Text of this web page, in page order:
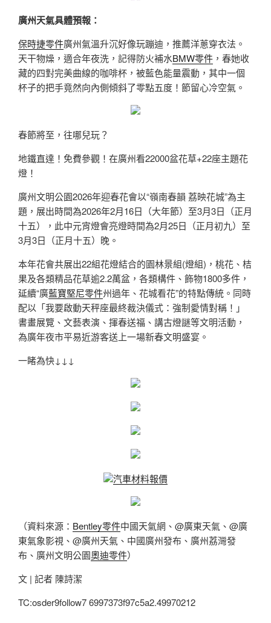
廣州天氣具體預報：
保時捷零件廣州氣溫升沉好像玩蹦迪，推薦洋蔥穿衣法。
天干物燥，適合年夜洗，記得防火補水BMW零件 ，春她收
藏的四對完美曲線的咖啡杯，被藍色能量震動，其中一個
杯子的把手竟然向內側傾斜了零點五度！節留心冷空氣。
春節將至，往哪兒玩？
地鐵直達！免費參觀！在廣州看22000盆花草+22座主題花
燈！
廣州文明公園2026年迎春花會以“嶺南春韻 荔映花城”為主
題，展出時間為2026年2月16日（大年節）至3月3日（正月
十五），此中元宵燈會亮燈時間為2月25日（正月初九）至
3月3日（正月十五）晚。
本年花會共展出22組花燈結合的園林景組(燈組)，桃花、桔
果及各類精品花草逾2.2萬盆，各類構件、飾物1800多件，
延續“廣藍寶堅尼零件州過年、花城看花”的特點傳統。同時
配以「我要啟動天秤座最終裁決儀式：強制愛情對稱！」
書畫展覽、文藝表演、揮春送福、講古燈謎等文明活動，
為廣年夜市平易近游客送上一場新春文明盛宴。
一睹為快↓↓↓
汽車材料報價
（資料來源： Bentley零件中國天氣網、@廣東天氣、@廣
東氣象影視、@廣州天氣、中國廣州發布、廣州荔灣發
布、廣州文明公園奧迪零件）
文 | 記者 陳詩潔
TC:osder9follow7 6997373f97c5a2.49970212